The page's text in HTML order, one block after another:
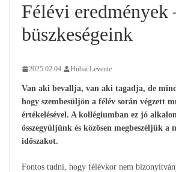
Félévi eredmények
büszkeségeink
2025.02.04. Hubai Levente
Van aki bevallja, van aki tagadja, de
hogy szembesüljön a félév során végzett
értékelésével. A kollégiumban ez jó
összegyűljünk és közösen megbeszéljük
időszakot.
Fontos tudni, hogy félévkor nem